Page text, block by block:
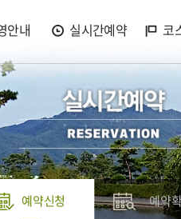
안내 실시간예약 코
예약신청 예약